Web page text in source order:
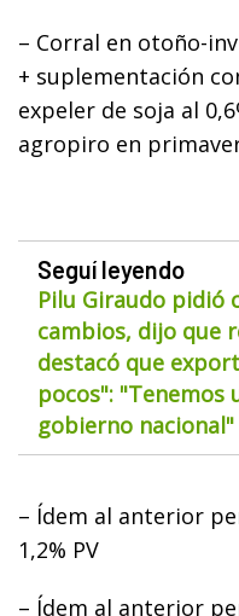
– Corral en otoño-
+ suplementación
expeler de soja al
agropiro en
Seguí leyendo
Pilu Giraudo pidió
cambios, dijo que
destacó que
pocos": "Tenemos
gobierno nacional"
– Ídem al anterior
1,2% PV
– Ídem al anterior